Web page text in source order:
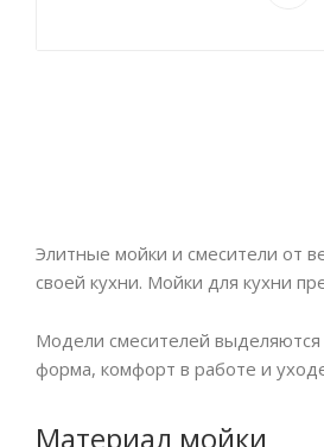
Элитные мойки и смесители от
своей кухни. Мойки для кухни
Модели смесителей
форма, комфорт в работе и
Материал мойки